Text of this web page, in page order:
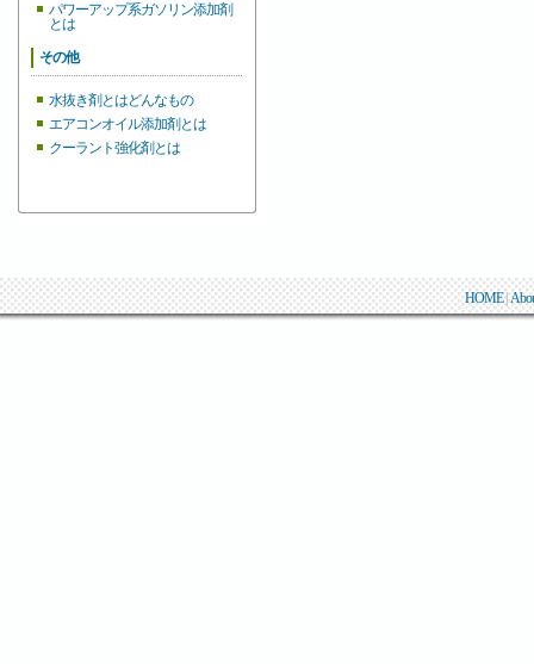
パワーアップ系ガソリン添加剤
とは
その他
水抜き剤とはどんなもの
エアコンオイル添加剤とは
クーラント強化剤とは
HOME|